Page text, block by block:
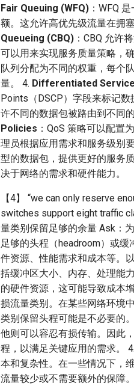
Fair Queuing (WFQ) ：WFQ
额。这允许高优先级流量在拥
Queueing (CBQ) ：CBQ 允许
可以用来实现服务质量策略，
队列分配为不同的权重，每个
量。 4. Differentiated
Points（DSCP）字段来标记
许不同的数据包被路由到不同
Policies ：QoS 策略可以配置
理员根据应用需求和服务级别
型的数据包，提供更好的服务
决于网络的需求和硬件能力。
【4】 “we can only reserve
switches support eight traffic
量类别保留足够的余量 Ask：
足够的头程（headroom）或
件资源、性能需求和成本等。
括缓冲区大小、内存、处理能
的硬件资源，这可能导致成本
损流量类别。在某些网络环境
类别保留头程可能是不必要的
他则可以容忍有损传输。因此
程，以满足关键应用的需求。 4.
本和复杂性。在一些情况下，
流量较少或不需要额外的保障